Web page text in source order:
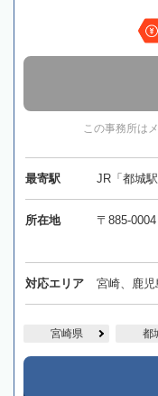
この事務所は
最寄駅 JR「都城
所在地 〒885-
対応エリア 宮崎、鹿児
宮崎県 都